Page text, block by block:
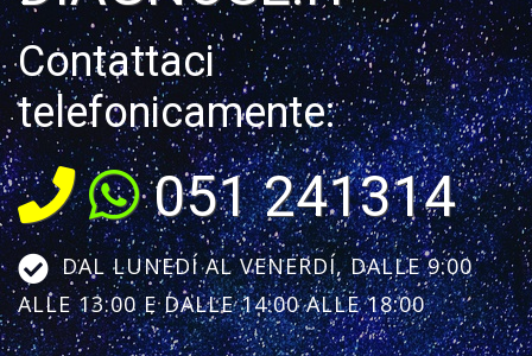
Contattaci
telefonicamente:
051 241314
DAL LUNEDÍ AL VENERDÍ, DALLE 9:00
ALLE 13:00 E DALLE 14:00 ALLE 18:00